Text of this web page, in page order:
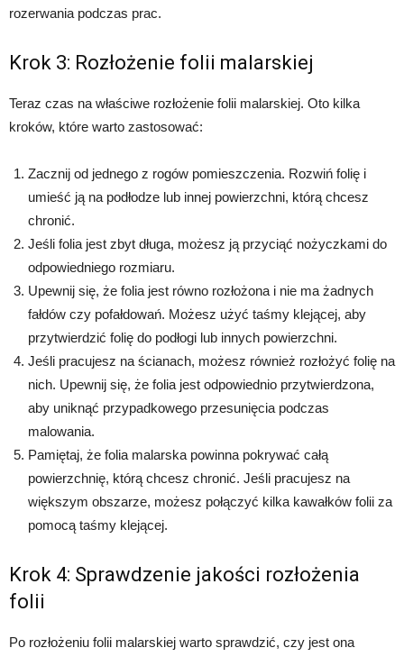
rozerwania podczas prac.
Krok 3: Rozłożenie folii malarskiej
Teraz czas na właściwe rozłożenie folii malarskiej. Oto kilka
kroków, które warto zastosować:
Zacznij od jednego z rogów pomieszczenia. Rozwiń folię i
umieść ją na podłodze lub innej powierzchni, którą chcesz
chronić.
Jeśli folia jest zbyt długa, możesz ją przyciąć nożyczkami do
odpowiedniego rozmiaru.
Upewnij się, że folia jest równo rozłożona i nie ma żadnych
fałdów czy pofałdowań. Możesz użyć taśmy klejącej, aby
przytwierdzić folię do podłogi lub innych powierzchni.
Jeśli pracujesz na ścianach, możesz również rozłożyć folię na
nich. Upewnij się, że folia jest odpowiednio przytwierdzona,
aby uniknąć przypadkowego przesunięcia podczas
malowania.
Pamiętaj, że folia malarska powinna pokrywać całą
powierzchnię, którą chcesz chronić. Jeśli pracujesz na
większym obszarze, możesz połączyć kilka kawałków folii za
pomocą taśmy klejącej.
Krok 4: Sprawdzenie jakości rozłożenia
folii
Po rozłożeniu folii malarskiej warto sprawdzić, czy jest ona